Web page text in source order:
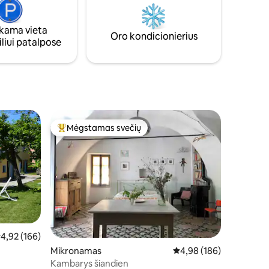
vieta
patalpose
Oro kondicionierius
įvertinimas: 4,92 iš 5, atsiliepimų: 166
4,92 (166)
Svečių mėgstamiausias
Mėgstamas svečių
Mikronamas Vidutinis įvertinimas:
4,98 (186)
Kambarys šiandien